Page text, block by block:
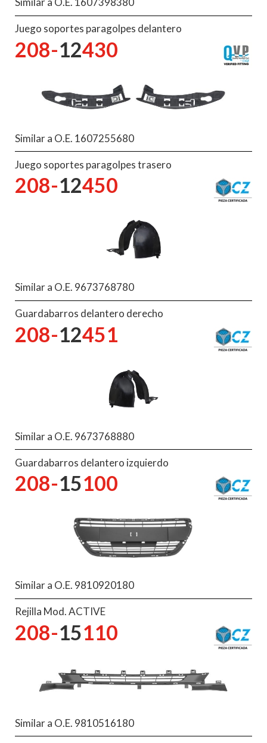
Juego soportes paragolpes delantero
208-12430
Similar a O.E. 1607255680
Juego soportes paragolpes trasero
208-12450
Similar a O.E. 9673768780
Guardabarros delantero derecho
208-12451
Similar a O.E. 9673768880
Guardabarros delantero izquierdo
208-15100
Similar a O.E. 9810920180
Rejilla Mod. ACTIVE
208-15110
Similar a O.E. 9810516180